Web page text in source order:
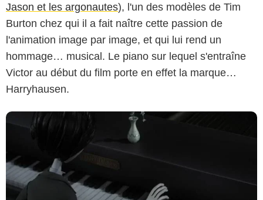
Jason et les argonautes), l'un des modèles de Tim
Burton chez qui il a fait naître cette passion de
l'animation image par image, et qui lui rend un
hommage… musical. Le piano sur lequel s'entraîne
Victor au début du film porte en effet la marque…
Harryhausen.